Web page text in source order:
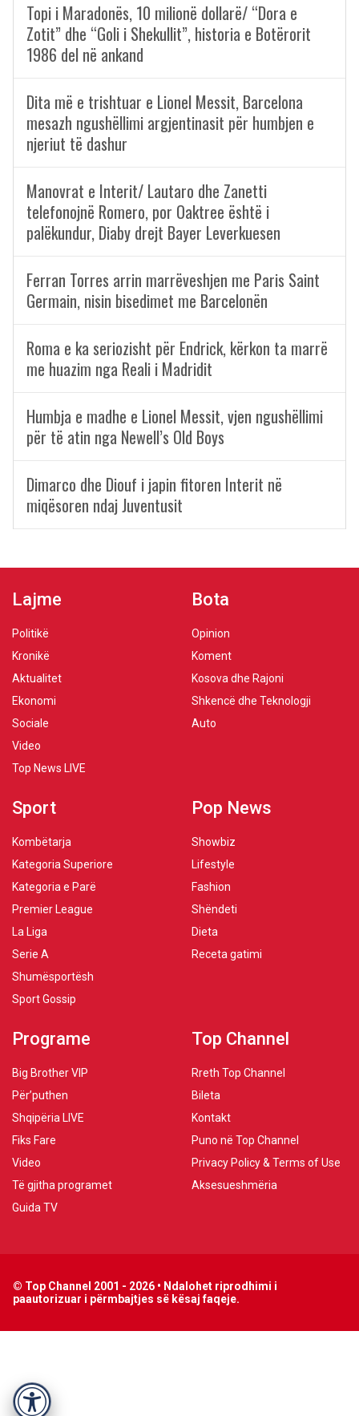
Topi i Maradonës, 10 milionë dollarë/ “Dora e
Zotit” dhe “Goli i Shekullit”, historia e Botërorit
1986 del në ankand
Dita më e trishtuar e Lionel Messit, Barcelona
mesazh ngushëllimi argjentinasit për humbjen e
njeriut të dashur
Manovrat e Interit/ Lautaro dhe Zanetti
telefonojnë Romero, por Oaktree është i
palëkundur, Diaby drejt Bayer Leverkuesen
Ferran Torres arrin marrëveshjen me Paris Saint
Germain, nisin bisedimet me Barcelonën
Roma e ka seriozisht për Endrick, kërkon ta marrë
me huazim nga Reali i Madridit
Humbja e madhe e Lionel Messit, vjen ngushëllimi
për të atin nga Newell’s Old Boys
Dimarco dhe Diouf i japin fitoren Interit në
miqësoren ndaj Juventusit
Lajme
Politikë
Kronikë
Aktualitet
Ekonomi
Sociale
Video
Top News LIVE
Bota
Opinion
Koment
Kosova dhe Rajoni
Shkencë dhe Teknologji
Auto
Sport
Kombëtarja
Kategoria Superiore
Kategoria e Parë
Premier League
La Liga
Serie A
Shumësportësh
Sport Gossip
Pop News
Showbiz
Lifestyle
Fashion
Shëndeti
Dieta
Receta gatimi
Programe
Big Brother VIP
Për’puthen
Shqipëria LIVE
Fiks Fare
Video
Të gjitha programet
Guida TV
Top Channel
Rreth Top Channel
Bileta
Kontakt
Puno në Top Channel
Privacy Policy & Terms of Use
Aksesueshmëria
© Top Channel 2001 - 2026 • Ndalohet riprodhimi i
paautorizuar i përmbajtjes së kësaj faqeje.